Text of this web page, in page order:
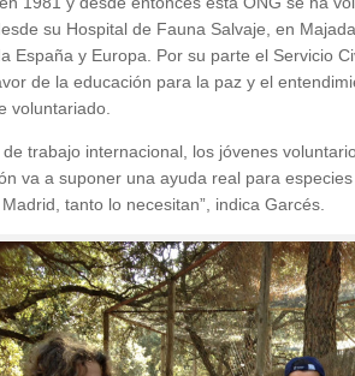
su Hospital de Fauna Salvaje, en
España y Europa. Por su parte el Servicio
de la educación para la paz y el
voluntariado.
de trabajo internacional, los jóvenes
va a suponer una ayuda real para
tanto lo necesitan”, indica Garcés.